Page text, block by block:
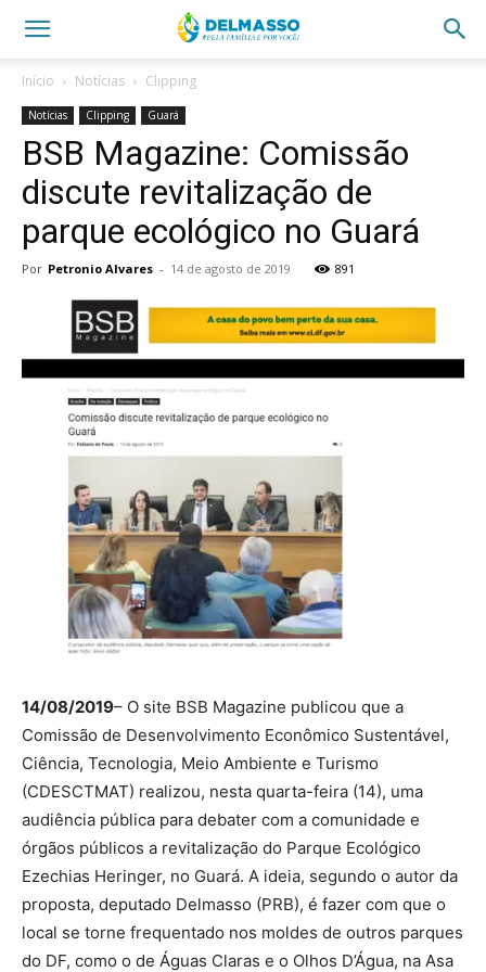
Início Notícias Clipping
Notícias Clipping Guará
BSB Magazine: Comissão
discute revitalização de
parque ecológico no Guará
Por Petronio Alvares - 14 de agosto de 2019 891
14/08/2019– O site BSB Magazine publicou que a
Comissão de Desenvolvimento Econômico Sustentável,
Ciência, Tecnologia, Meio Ambiente e Turismo
(CDESCTMAT) realizou, nesta quarta-feira (14), uma
audiência pública para debater com a comunidade e
órgãos públicos a revitalização do Parque Ecológico
Ezechias Heringer, no Guará. A ideia, segundo o autor da
proposta, deputado Delmasso (PRB), é fazer com que o
local se torne frequentado nos moldes de outros parques
do DF, como o de Águas Claras e o Olhos D’Água, na Asa